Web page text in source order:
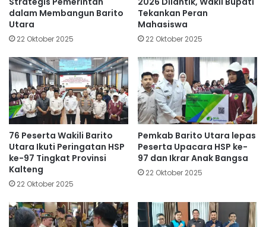
dalam Membangun Barito
Utara
22 Oktober 2025
Tekankan Peran
Mahasiswa
22 Oktober 2025
76 Peserta Wakili Barito
Utara Ikuti Peringatan HSP
ke-97 Tingkat Provinsi
Kalteng
22 Oktober 2025
Pemkab Barito Utara lepas
Peserta Upacara HSP ke-
97 dan Ikrar Anak Bangsa
22 Oktober 2025